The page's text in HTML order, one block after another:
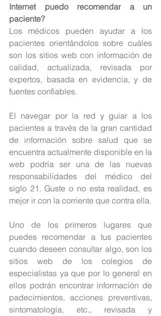
Internet puedo recomendar a un
paciente?
Los médicos pueden ayudar a los
pacientes orientándolos sobre cuáles
son los sitios web con información de
calidad, actualizada, revisada por
expertos, basada en evidencia, y de
fuentes confiables.
El navegar por la red y guiar a los
pacientes a través de la gran cantidad
de información sobre salud que se
encuentra actualmente disponible en la
web podría ser una de las nuevas
responsabilidades del médico del
siglo 21. Guste o no esta realidad, es
mejor ir con la corriente que contra ella.
Uno de los primeros lugares que
puedes recomendar a tus pacientes
cuando deseen consultar algo, son los
sitios web de los colegios de
especialistas ya que por lo general en
ellos podrán encontrar información de
padecimientos, acciones preventivas,
sintomatología, etc., revisada y